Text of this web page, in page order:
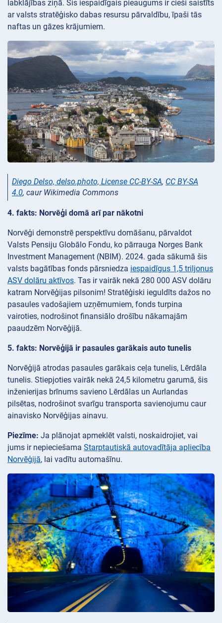
labklājības ziņā. Šis iespaidīgais pieaugums ir cieši saistīts
ar valsts stratēģisko dabas resursu pārvaldību, īpaši tās
naftas un gāzes krājumiem.
Diego Delso, delso.photo, License CC-BY-SA, CC BY-SA
4.0, caur Wikimedia Commons
4. fakts: Norvēģi domā arī par nākotni
Norvēģi demonstrē perspektīvu domāšanu, pārvaldot
Valsts Pensiju Globālo Fondu, ko pārrauga Norges Bank
Investment Management (NBIM). 2024. gada sākumā šis
valsts bagātības fonds pārsniedza iespaidīgus 1,5 triljonus
ASV dolāru aktīvos. Tas ir vairāk nekā 280 000 ASV dolāru
katram Norvēģijas pilsonim! Stratēģiski ieguldīts dažos no
pasaules vadošajiem uzņēmumiem, fonds turpina
vairoties, nodrošinot finansiālo drošību nākamajām
paaudzēm Norvēģijā.
5. fakts: Norvēģijā ir pasaules garākais auto tunelis
Norvēģijā atrodas pasaules garākais ceļa tunelis, Lērdāla
tunelis. Stiepjoties vairāk nekā 24,5 kilometru garumā, šis
inženierijas brīnums savieno Lērdālas un Aurlandas
pilsētas, nodrošinot svarīgu transporta savienojumu caur
ainavisko Norvēģijas ainavu.
Piezīme: Ja plānojat apmeklēt valsti, noskaidrojiet, vai
jums ir nepieciešama Starptautiskā autovadītāja apliecība
Norvēģijā, lai vadītu automašīnu.